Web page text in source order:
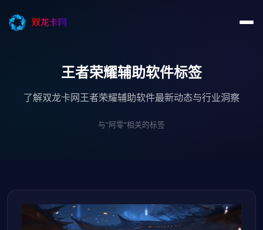
王者荣耀辅助软件标签
了解双龙卡网王者荣耀辅助软件最新动态与行业洞察
与"阿零"相关的标签